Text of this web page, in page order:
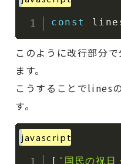
const
このように改行部分
ます。
こうすることでlines
す。
javascript
[ '国民の祝日